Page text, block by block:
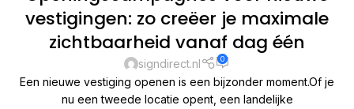
vestigingen: zo creëer je maximale
zichtbaarheid vanaf dag één
signdirect.nl 0
Een nieuwe vestiging openen is een bijzonder moment.Of je
nu een tweede locatie opent, een landelijke